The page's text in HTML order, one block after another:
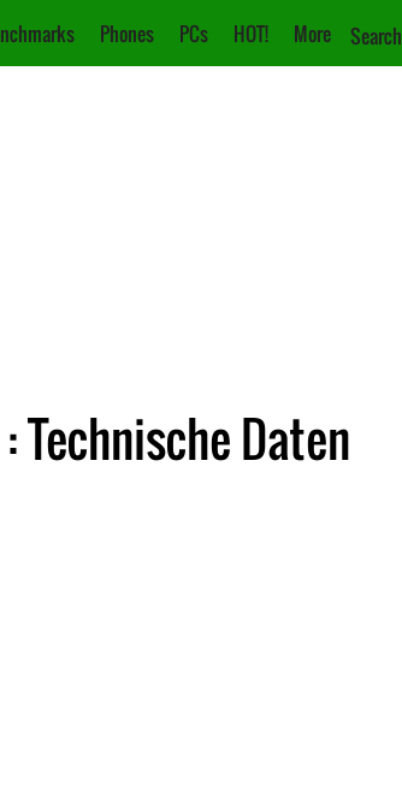
Phones PCs HOT! More Search
Technische Daten